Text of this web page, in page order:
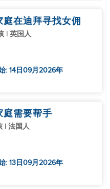
在迪拜寻找女佣
| 英国人
: 14日09月2026年
庭需要帮手
| 法国人
: 13日09月2026年